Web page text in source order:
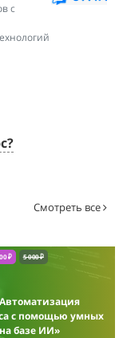
с
Смотреть все
₽ 5 000 ₽
с помощью умных
базе ИИ»